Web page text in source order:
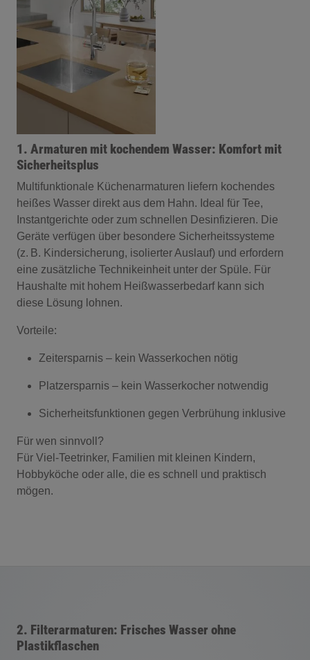
1. Armaturen mit kochendem Wasser: Komfort mit
Sicherheitsplus
Multifunktionale Küchenarmaturen liefern kochendes
heißes Wasser direkt aus dem Hahn. Ideal für Tee,
Instantgerichte oder zum schnellen Desinfizieren. Die
Geräte verfügen über besondere Sicherheitssysteme
(z. B. Kindersicherung, isolierter Auslauf) und erfordern
eine zusätzliche Technikeinheit unter der Spüle. Für
Haushalte mit hohem Heißwasserbedarf kann sich
diese Lösung lohnen.
Vorteile:
Zeitersparnis – kein Wasserkochen nötig
Platzersparnis – kein Wasserkocher notwendig
Sicherheitsfunktionen gegen Verbrühung inklusive
Für wen sinnvoll?
Für Viel-Teetrinker, Familien mit kleinen Kindern,
Hobbyköche oder alle, die es schnell und praktisch
mögen.
2. Filterarmaturen: Frisches Wasser ohne
Plastikflaschen